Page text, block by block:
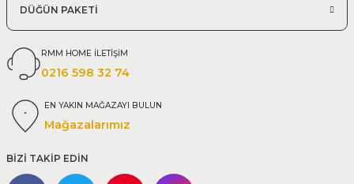
DÜĞÜN PAKETİ
RMM HOME İLETİŞİM
0216 598 32 74
EN YAKIN MAĞAZAYI BULUN
Mağazalarımız
BİZİ TAKİP EDİN